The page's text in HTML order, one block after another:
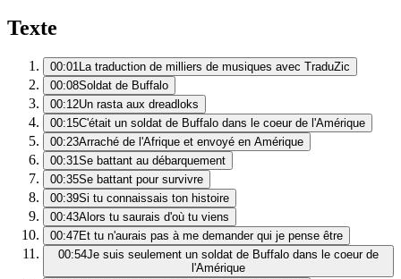
Texte
00:01La traduction de milliers de musiques avec TraduZic
00:08Soldat de Buffalo
00:12Un rasta aux dreadloks
00:15C'était un soldat de Buffalo dans le coeur de l'Amérique
00:23Arraché de l'Afrique et envoyé en Amérique
00:31Se battant au débarquement
00:35Se battant pour survivre
00:39Si tu connaissais ton histoire
00:43Alors tu saurais d'où tu viens
00:47Et tu n'aurais pas à me demander qui je pense être
00:54Je suis seulement un soldat de Buffalo dans le coeur de
l'Amérique